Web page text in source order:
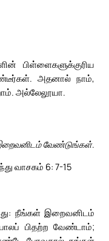
பிள்ளைகளுக்குரிய
அதனால் நாம்,
அல்லேலூயா.
வேண்டுங்கள்.
வாசகம் 6: 7-15
நீங்கள் இறைவனிடம்
பிதற்ற வேண்டாம்;